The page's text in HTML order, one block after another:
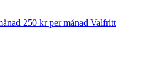
250 kr per månad Valfritt